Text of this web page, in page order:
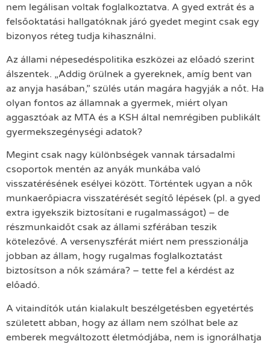
nem legálisan voltak foglalkoztatva. A gyed extrát és a
felsőoktatási hallgatóknak járó gyedet megint csak egy
bizonyos réteg tudja kihasználni.
Az állami népesedéspolitika eszközei az előadó szerint
álszentek. „Addig örülnek a gyereknek, amíg bent van
az anyja hasában,” szülés után magára hagyják a nőt. Ha
olyan fontos az államnak a gyermek, miért olyan
aggasztóak az MTA és a KSH által nemrégiben publikált
gyermekszegénységi adatok?
Megint csak nagy különbségek vannak társadalmi
csoportok mentén az anyák munkába való
visszatérésének esélyei között. Történtek ugyan a nők
munkaerőpiacra visszatérését segítő lépések (pl. a gyed
extra igyekszik biztosítani e rugalmasságot) – de
részmunkaidőt csak az állami szférában teszik
kötelezővé. A versenyszférát miért nem presszionálja
jobban az állam, hogy rugalmas foglalkoztatást
biztosítson a nők számára? – tette fel a kérdést az
előadó.
A vitaindítók után kialakult beszélgetésben egyetértés
született abban, hogy az állam nem szólhat bele az
emberek megváltozott életmódjába, nem is ignorálhatja